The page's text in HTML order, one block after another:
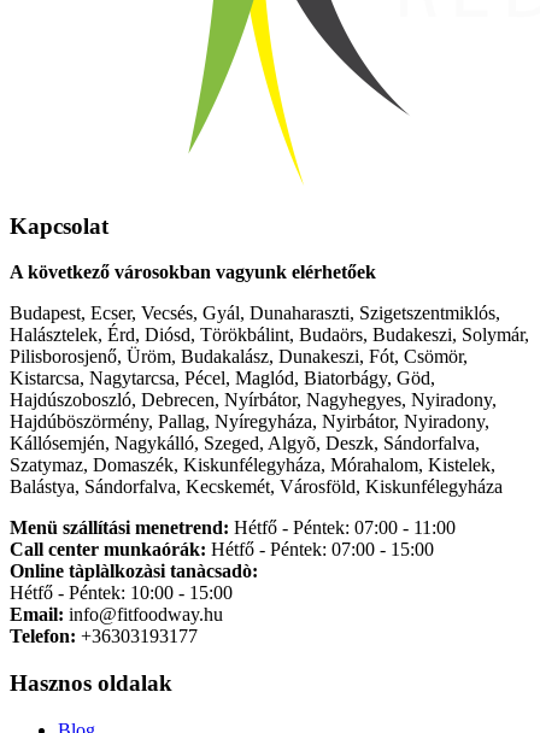
Kapcsolat
A következő városokban vagyunk elérhetőek
Budapest, Ecser, Vecsés, Gyál, Dunaharaszti, Szigetszentmiklós,
Halásztelek, Érd, Diósd, Törökbálint, Budaörs, Budakeszi, Solymár,
Pilisborosjenő, Üröm, Budakalász, Dunakeszi, Fót, Csömör,
Kistarcsa, Nagytarcsa, Pécel, Maglód, Biatorbágy, Göd,
Hajdúszoboszló, Debrecen, Nyírbátor, Nagyhegyes, Nyiradony,
Hajdúböszörmény, Pallag, Nyíregyháza, Nyirbátor, Nyiradony,
Kállósemjén, Nagykálló, Szeged, Algyõ, Deszk, Sándorfalva,
Szatymaz, Domaszék, Kiskunfélegyháza, Mórahalom, Kistelek,
Balástya, Sándorfalva, Kecskemét, Városföld, Kiskunfélegyháza
Menü szállítási menetrend: Hétfő - Péntek: 07:00 - 11:00
Call center munkaórák: Hétfő - Péntek: 07:00 - 15:00
Online tàplàlkozàsi tanàcsadò:
Hétfő - Péntek: 10:00 - 15:00
Email: info@fitfoodway.hu
Telefon: +36303193177
Hasznos oldalak